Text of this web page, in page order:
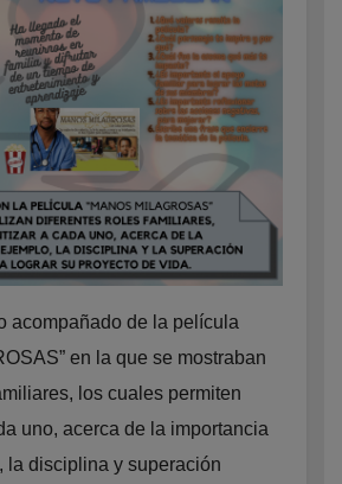
acompañado de la película
en la que se mostraban
los cuales permiten
uno, acerca de la importancia
la disciplina y superación